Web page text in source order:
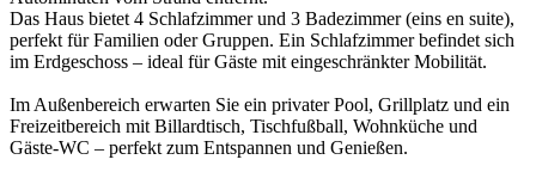
Das Haus bietet 4 Schlafzimmer und 3 Badezimmer (eins en suite),
perfekt für Familien oder Gruppen. Ein Schlafzimmer befindet sich
im Erdgeschoss – ideal für Gäste mit eingeschränkter Mobilität.
Im Außenbereich erwarten Sie ein privater Pool, Grillplatz und ein
Freizeitbereich mit Billardtisch, Tischfußball, Wohnküche und
Gäste-WC – perfekt zum Entspannen und Genießen.